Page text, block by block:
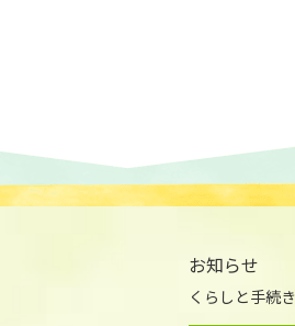
お知らせ
くらしと手続き